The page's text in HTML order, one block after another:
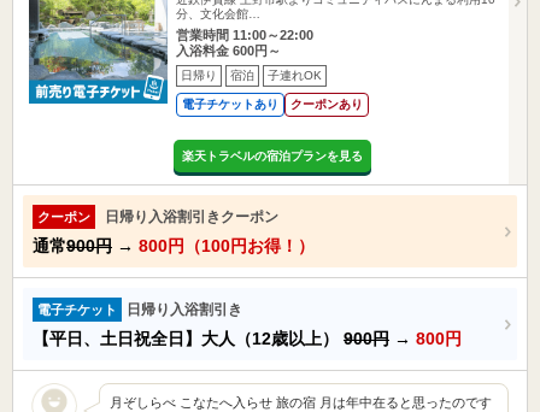
分、文化会館…
営業時間 11:00～22:00
入浴料金 600円～
日帰り 宿泊 子連れOK
電子チケットあり クーポンあり
楽天トラベルの宿泊プランを見る
クーポン 日帰り入浴割引きクーポン
通常900円 → 800円（100円お得！）
電子チケット 日帰り入浴割引き
【平日、土日祝全日】大人（12歳以上） 900円 → 800円
月ぞしらべ こなたへ入らせ 旅の宿 月は年中在ると思ったのです